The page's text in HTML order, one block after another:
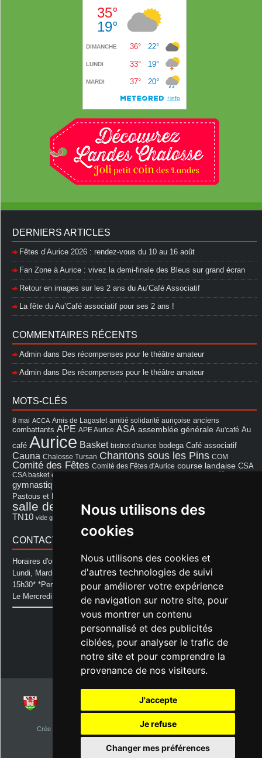
Nous utilisons des
cookies
Nous utilisons des cookies et
d'autres technologies de suivi
pour améliorer votre expérience
de navigation sur notre site, pour
vous montrer un contenu
personnalisé et des publicités
ciblées, pour analyser le trafic de
notre site et pour comprendre la
provenance de nos visiteurs.
J'accepte
Je refuse
Changer mes préférences
DERNIERS ARTICLES
Fêtes d’Aurice 2026 : rendez-vous du 10 au 16 août
Fan Zone à Aurice : vivez la demi-finale des Bleus sur grand écran
Retour en images sur les 2 ans du Au’Café Associatif
La fête du Au’Café associatif pour ses 2 ans !
COMMENTAIRES RÉCENTS
Admin dans Des récompenses pour le théâtre amateur
Admin dans Des récompenses pour le théâtre amateur
MOTS-CLÉS
8 mai ACCA Amis de Lagastet amitié solidarité auriçoise anciens
combattants APE APE Aurice ASA assemblée générale Au'café Au
café Aurice Basket bistrot d'aurice bodega Café associatif
Cauna Chalosse Tursan Chantons sous les Pins COM
Comité des Fêtes Comité des Fêtes d'Aurice course landaise CSA
CSA basket cérémonie
fêtes
gymnastique volontaire
Pastous et Pastourettes
salle des fêtes salle des fêtes d'aurice Souprosse
TN10 vide grenier Voeux école
CONTACT MAIRIE
Horaires d'ouverture de la Mairie:
Lundi, Mardi, Jeudi et Vendredi : de 08h00 à 11h30 et de 12h30 à
15h30* *Permanence téléphonique jusqu'à 17h00
Le Mercredi : de 08h00 à 11h00
Mairie d'Aurice
14 Avenue des Pastous
40500 Aurice
Tel : 05 58 76 06 50
Plus d'infos »
Crée par | Theme Designé et hébergé par : NetClic.fr
visiteurs depuis le 1er janvier 2015